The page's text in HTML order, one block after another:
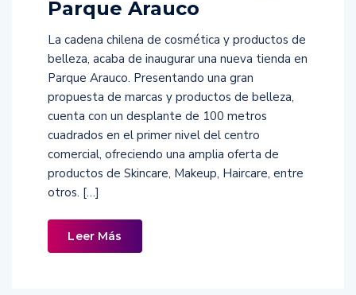
Parque Arauco
La cadena chilena de cosmética y productos de
belleza, acaba de inaugurar una nueva tienda en
Parque Arauco. Presentando una gran
propuesta de marcas y productos de belleza,
cuenta con un desplante de 100 metros
cuadrados en el primer nivel del centro
comercial, ofreciendo una amplia oferta de
productos de Skincare, Makeup, Haircare, entre
otros. […]
Leer Más